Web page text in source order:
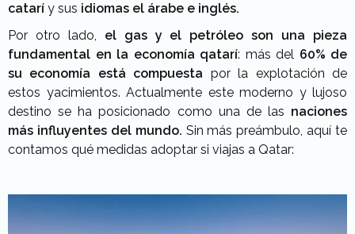
catarí y sus idiomas el árabe e inglés.
Por otro lado, el gas y el petróleo son una pieza
fundamental en la economía qatarí: más del 60% de
su economía está compuesta por la explotación de
estos yacimientos. Actualmente este moderno y lujoso
destino se ha posicionado como una de las naciones
más influyentes del mundo. Sin más preámbulo, aquí te
contamos qué medidas adoptar si viajas a Qatar: